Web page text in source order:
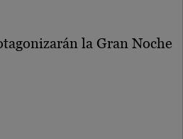
la Gran Noche